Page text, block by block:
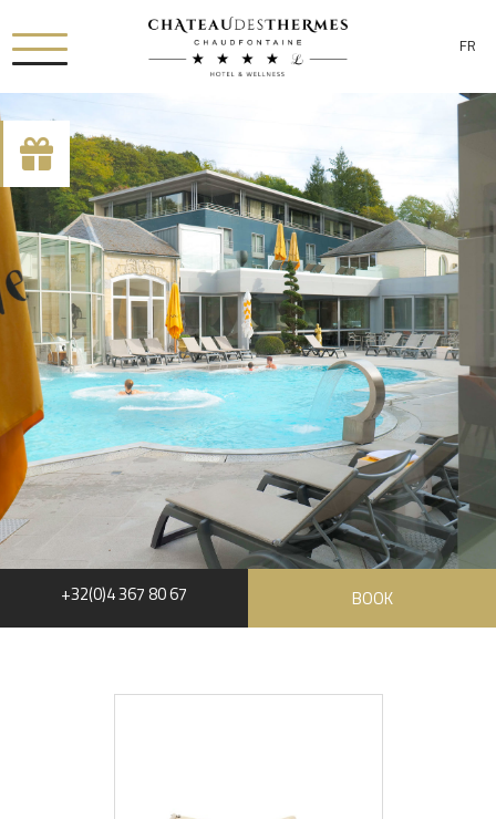
[availability_search category_dropdown="true"
category_include="sejour, chambre"]
RUE HAUSTER 9, B-4050 CHAUDFONTAINE
+32(0)4 367 80 67
INFO[AT]CHATEAUDESTHERMES.BE
DÉCOUVREZ NOS PROMOTIONS
FR
+32(0)4 367 80 67 BOOK